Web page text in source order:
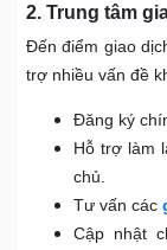
2. Trung tâm
Đến điểm giao
trợ nhiều vấn đề
Đăng ký
Hỗ trợ làm
chủ.
Tư vấn các
Cập nhật